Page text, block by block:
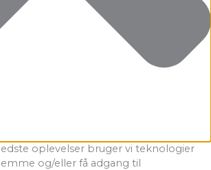
oplevelser bruger vi teknologier
og/eller få adgang til